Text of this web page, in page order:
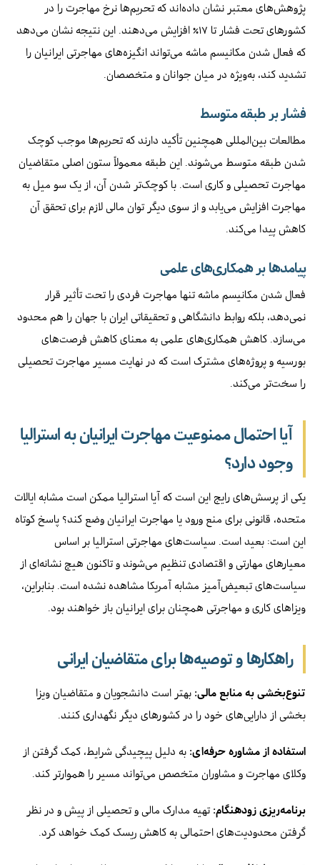
پژوهش‌های معتبر نشان داده‌اند که تحریم‌ها نرخ مهاجرت را در
کشورهای تحت فشار تا ۱۷٪ افزایش می‌دهند. این نتیجه نشان می‌دهد
که فعال شدن مکانیسم ماشه می‌تواند انگیزه‌های مهاجرتی ایرانیان را
تشدید کند، به‌ویژه در میان جوانان و متخصصان.
فشار بر طبقه متوسط
مطالعات بین‌المللی همچنین تأکید دارند که تحریم‌ها موجب کوچک
شدن طبقه متوسط می‌شوند. این طبقه معمولاً ستون اصلی متقاضیان
مهاجرت تحصیلی و کاری است. با کوچک‌تر شدن آن، از یک سو میل به
مهاجرت افزایش می‌یابد و از سوی دیگر توان مالی لازم برای تحقق آن
کاهش پیدا می‌کند.
پیامدها بر همکاری‌های علمی
فعال شدن مکانیسم ماشه تنها مهاجرت فردی را تحت تأثیر قرار
نمی‌دهد، بلکه روابط دانشگاهی و تحقیقاتی ایران با جهان را هم محدود
می‌سازد. کاهش همکاری‌های علمی به معنای کاهش فرصت‌های
بورسیه و پروژه‌های مشترک است که در نهایت مسیر مهاجرت تحصیلی
را سخت‌تر می‌کند.
آیا احتمال ممنوعیت مهاجرت ایرانیان به استرالیا
وجود دارد؟
یکی از پرسش‌های رایج این است که آیا استرالیا ممکن است مشابه ایالات
متحده، قانونی برای منع ورود یا مهاجرت ایرانیان وضع کند؟ پاسخ کوتاه
این است: بعید است. سیاست‌های مهاجرتی استرالیا بر اساس
معیارهای مهارتی و اقتصادی تنظیم می‌شوند و تاکنون هیچ نشانه‌ای از
سیاست‌های تبعیض‌آمیز مشابه آمریکا مشاهده نشده است. بنابراین،
ویزاهای کاری و مهاجرتی همچنان برای ایرانیان باز خواهند بود.
راهکارها و توصیه‌ها برای متقاضیان ایرانی
تنوع‌بخشی به منابع مالی: بهتر است دانشجویان و متقاضیان ویزا
بخشی از دارایی‌های خود را در کشورهای دیگر نگهداری کنند.
استفاده از مشاوره حرفه‌ای: به دلیل پیچیدگی شرایط، کمک گرفتن از
وکلای مهاجرت و مشاوران متخصص می‌تواند مسیر را هموارتر کند.
برنامه‌ریزی زودهنگام: تهیه مدارک مالی و تحصیلی از پیش و در نظر
گرفتن محدودیت‌های احتمالی به کاهش ریسک کمک خواهد کرد.